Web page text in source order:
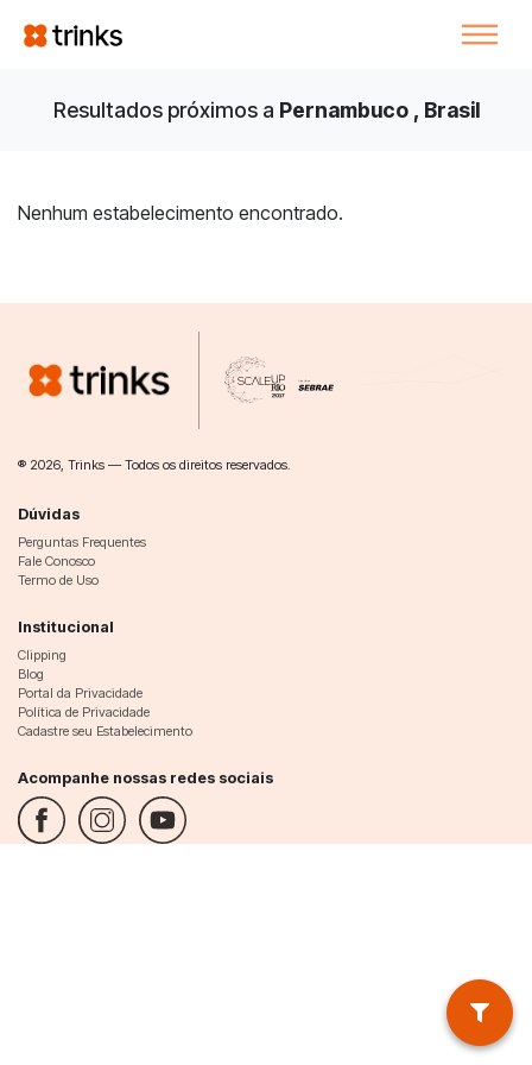
Resultados próximos a Pernambuco , Brasil
Nenhum estabelecimento encontrado.
® 2026, Trinks — Todos os direitos reservados.
Dúvidas
Perguntas Frequentes
Fale Conosco
Termo de Uso
Institucional
Clipping
Blog
Portal da Privacidade
Política de Privacidade
Cadastre seu Estabelecimento
Acompanhe nossas redes sociais